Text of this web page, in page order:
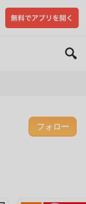
フォロー